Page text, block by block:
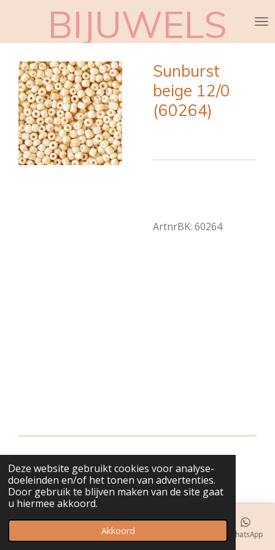
Deze website gebruikt cookies voor analyse-
doeleinden en/of het tonen van advertenties.
Door gebruik te blijven maken van de site gaat
u hiermee akkoord.
Akkoord
naar
hoofdinhoud
BIJUWELS
Sunburst
beige 12/0
(60264)
ArtnrBK: 60264
© 2018 - 2026 bijuwels
Telefoonnummer WhatsApp